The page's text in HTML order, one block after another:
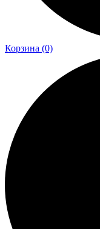
Корзина (0)